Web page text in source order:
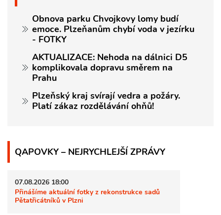
Obnova parku Chvojkovy lomy budí
emoce. Plzeňanům chybí voda v jezírku
- FOTKY
AKTUALIZACE: Nehoda na dálnici D5
komplikovala dopravu směrem na
Prahu
Plzeňský kraj svírají vedra a požáry.
Platí zákaz rozdělávání ohňů!
QAPOVKY – NEJRYCHLEJŠÍ ZPRÁVY
07.08.2026 18:00
Přinášíme aktuální fotky z rekonstrukce sadů
Pětatřicátníků v Plzni